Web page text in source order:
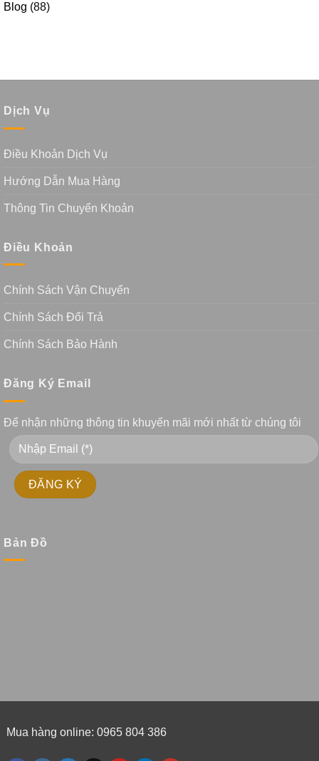
Blog (88)
Dịch Vụ
Điều Khoản Dịch Vụ
Hướng Dẫn Mua Hàng
Thông Tin Chuyển Khoản
Điều Khoản
Chính Sách Vận Chuyển
Chính Sách Đổi Trả
Chính Sách Bảo Hành
Đăng Ký Email
Để nhận những thông tin khuyến mãi mới nhất từ chúng tôi
Bản Đồ
Mua hàng online: 0965 804 386